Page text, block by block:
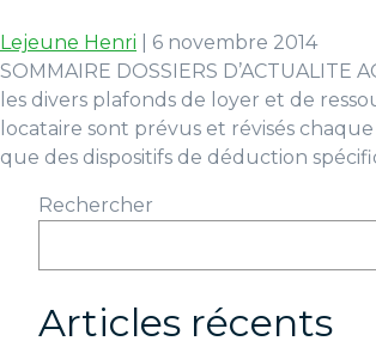
Lejeune Henri
6 novembre 2014
SOMMAIRE DOSSIERS
les divers plafonds de loyer et de
locataire sont prévus et révisés
que des dispositifs de déduction
Rechercher
Articles récents